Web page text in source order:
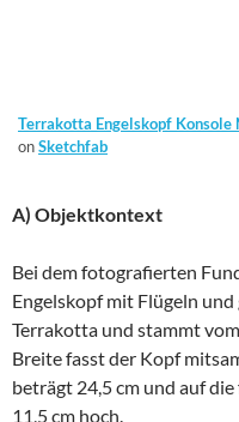
Terrakotta Engelskopf Konsole
onSketchfab
A) Objektkontext
Bei dem fotografierten
Engelskopf mit Flügeln
Terrakotta und stammt
Breite fasst der Kopf
beträgt 24,5 cm und auf
11,5 cm hoch.